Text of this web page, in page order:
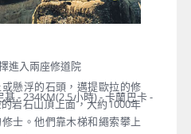
懸浮的石頭，邁提歐拉的修
岩石山頂上面，大約1000年
士。他們靠木梯和繩索攀上
進入兩座修道院
基 - 234KM(2.5小時) - 卡蘭巴卡 -